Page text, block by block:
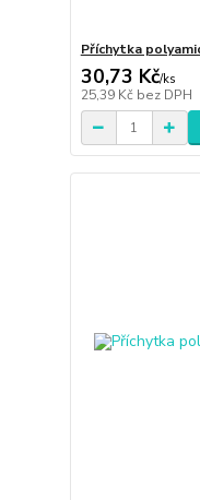
Příchytka
30,73 Kč/ks
25,39 Kč bez DPH